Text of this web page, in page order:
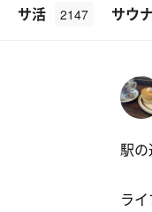
サ活 2147 サウ
駅
ラ